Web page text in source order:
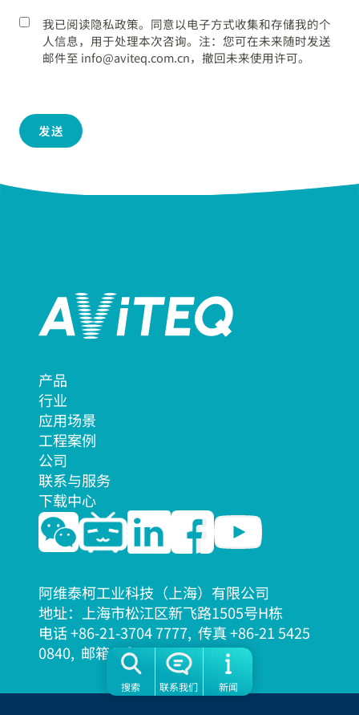
我已阅读隐私政策。同意以电子方式收集和存储我的个
人信息，用于处理本次咨询。注：您可在未来随时发送
邮件至 info@aviteq.com.cn，撤回未来使用许可。
发送
阿维泰柯工业科技（上海）有限公司
地址：上海市松江区新飞路1505号H栋
电话 +86-21-3704 7777, 传真 +86-21 5425
0840, 邮箱 info@aviteq.com.cn
产品
行业
应用场景
工程案例
公司
联系与服务
下载中心
搜索 联系我们 新闻